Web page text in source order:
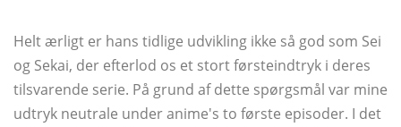
Helt ærligt er hans tidlige udvikling ikke så god som Sei
og Sekai, der efterlod os et stort førsteindtryk i deres
tilsvarende serie. På grund af dette spørgsmål var mine
udtryk neutrale under anime's to første episoder. I det